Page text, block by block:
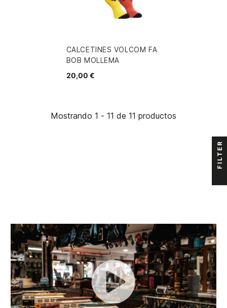
CALCETINES VOLCOM FA
BOB MOLLEMA
20,00 €
Mostrando 1 - 11 de 11 productos
FILTER